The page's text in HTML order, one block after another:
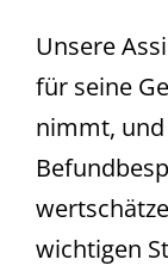
Unsere
für seine
nimmt,
wichtigen